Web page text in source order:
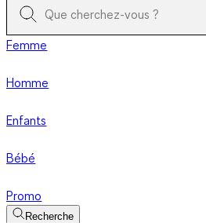
Femme
Homme
Enfants
Bébé
Promo
Recherche